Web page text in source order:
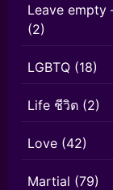
Leave empty
(2)
LGBTQ (18)
Life ชีวิต (2)
Love (42)
Martial (79)